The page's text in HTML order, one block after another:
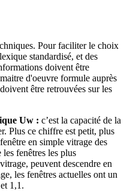
Pour faciliter le choix
standardisé, et des
doivent être
d'oeuvre formule auprès
être retrouvées sur les
Uw : c’est la capacité de la
Plus ce chiffre est petit, plus
en simple vitrage des
fenêtres les plus
peuvent descendre en
les fenêtres actuelles ont un
1,1.